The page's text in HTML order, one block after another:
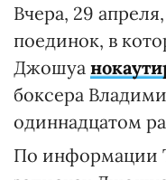
Вчера, 29
поединок, в
Джошуа
боксера
одиннадцатом
По информации